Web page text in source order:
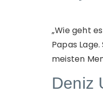
„Wie geht
Papas
meisten
Deniz